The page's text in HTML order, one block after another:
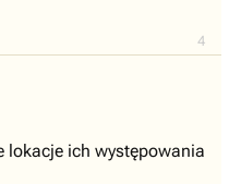
4
lokacje ich występowania